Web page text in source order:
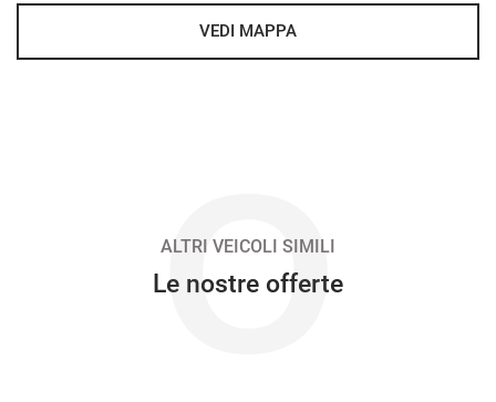
863€/mese
VEDI MAPPA
O
ALTRI VEICOLI SIMILI
Le nostre offerte